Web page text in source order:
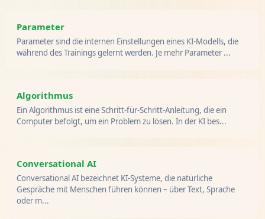
Parameter
Parameter sind die internen Einstellungen eines KI-Modells, die
während des Trainings gelernt werden. Je mehr Parameter ...
Algorithmus
Ein Algorithmus ist eine Schritt-für-Schritt-Anleitung, die ein
Computer befolgt, um ein Problem zu lösen. In der KI bes...
Conversational AI
Conversational AI bezeichnet KI-Systeme, die natürliche
Gespräche mit Menschen führen können – über Text, Sprache
oder m...